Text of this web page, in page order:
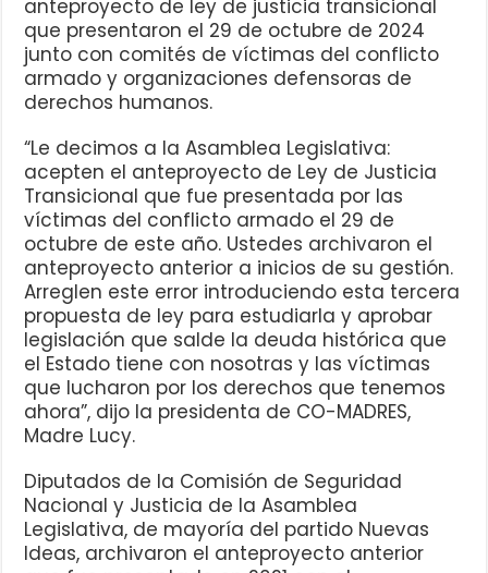
anteproyecto de ley de justicia transicional
que presentaron el 29 de octubre de 2024
junto con comités de víctimas del conflicto
armado y organizaciones defensoras de
derechos humanos.
“Le decimos a la Asamblea Legislativa:
acepten el anteproyecto de Ley de Justicia
Transicional que fue presentada por las
víctimas del conflicto armado el 29 de
octubre de este año. Ustedes archivaron el
anteproyecto anterior a inicios de su gestión.
Arreglen este error introduciendo esta tercera
propuesta de ley para estudiarla y aprobar
legislación que salde la deuda histórica que
el Estado tiene con nosotras y las víctimas
que lucharon por los derechos que tenemos
ahora”, dijo la presidenta de CO-MADRES,
Madre Lucy.
Diputados de la Comisión de Seguridad
Nacional y Justicia de la Asamblea
Legislativa, de mayoría del partido Nuevas
Ideas, archivaron el anteproyecto anterior